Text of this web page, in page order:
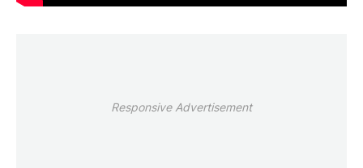
Responsive Advertisement